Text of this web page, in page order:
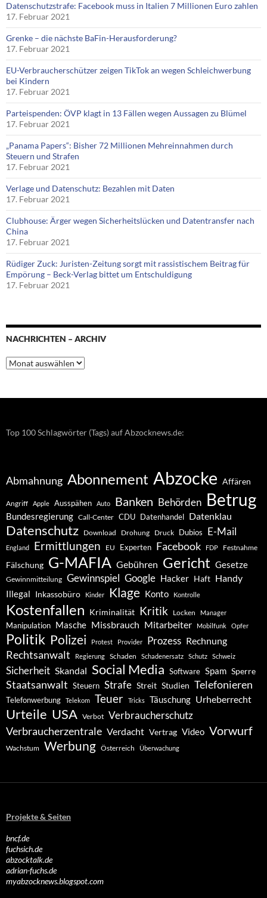
Datenschutzstrafe: Facebook muss in Italien 7 Millionen Euro zahlen
17. Februar 2021
Grenke – die nächste BaFin-Herausforderung?
17. Februar 2021
EU-Verbraucherschützer zeigen TikTok an wegen Schleichwerbung
bei Kindern
17. Februar 2021
Parteispenden: ÖVP klagt in 13 Fällen wegen Aussagen zu Blümel
17. Februar 2021
„Panama Papers“: Bisher 72 Millionen Mehreinnahmen durch
Steuern und Strafen
17. Februar 2021
Verlage und Datenschutz: Bezahlen mit Daten
17. Februar 2021
Clubhouse: Ärger wegen Sicherheitslücken und Datentransfer nach
China
17. Februar 2021
Rüdiger Zuck: Juristen-Zeitung sorgt mit rassistischem Beitrag für
Empörung – Beck-Verlag bittet um Entschuldigung
17. Februar 2021
NACHRICHTEN – ARCHIV
Nachrichten
–
Top 100 Schlagwörter (Tags) auf Abzocknews.de:
Abmahnung Abonnement Abzocke Affären
Angriff Apple Ausspähen Auto Banken Behörden Betrug
Bundesregierung Call-Center CDU Datenhandel Datenklau
Datenschutz Download Drohung Druck Dubios E-Mail
England Ermittlungen EU Experten Facebook FDP Festnahme
Fälschung G-MAFIA Gebühren Gericht Gesetze
Gewinnmitteilung Gewinnspiel Google Hacker Haft Handy
Illegal Inkassobüro Kinder Klage Konto Kontrolle
Kostenfallen Kriminalität Kritik Locken Manager
Manipulation Masche Missbrauch Mitarbeiter Mobilfunk Opfer
Politik Polizei Protest Provider Prozess Rechnung
Rechtsanwalt Regierung Schaden Schadenersatz Schutz Schweiz
Sicherheit Skandal Social Media Software Spam Sperre
Staatsanwalt Steuern Strafe Streit Studien Telefonieren
Telefonwerbung Telekom Teuer Tricks Täuschung Urheberrecht
Urteile USA Verbot Verbraucherschutz
Verbraucherzentrale Verdacht Vertrag Video Vorwurf
Wachstum Werbung Österreich Überwachung
Projekte & Seiten
bncf.de
fuchsich.de
abzocktalk.de
adrian-fuchs.de
myabzocknews.blogspot.com